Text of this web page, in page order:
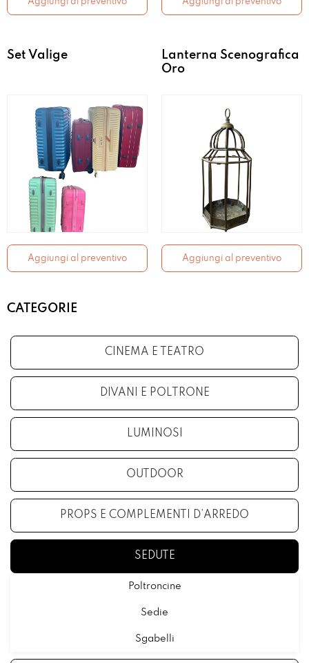
Aggiungi al preventivo Aggiungi al preventivo
Set Valige
Aggiungi al preventivo
Lanterna Scenografica
Oro
Aggiungi al preventivo
CATEGORIE
CINEMA E TEATRO
DIVANI E POLTRONE
LUMINOSI
OUTDOOR
PROPS E COMPLEMENTI D’ARREDO
SEDUTE
Poltroncine
Sedie
Sgabelli